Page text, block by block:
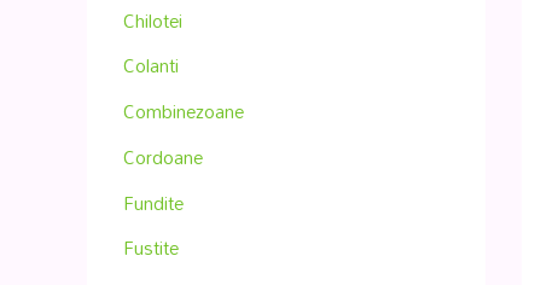
Chilotei
Colanti
Combinezoane
Cordoane
Fundite
Fustite